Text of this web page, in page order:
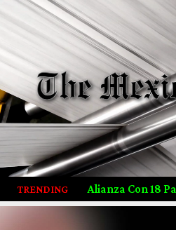
TRENDING
Con 18 Países De América